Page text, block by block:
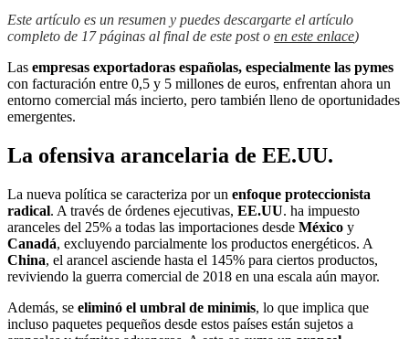
Este artículo es un resumen y puedes descargarte el artículo
completo de 17 páginas al final de este post o en este enlace)
Las empresas exportadoras españolas, especialmente las pymes
con facturación entre 0,5 y 5 millones de euros, enfrentan ahora un
entorno comercial más incierto, pero también lleno de oportunidades
emergentes.
La ofensiva arancelaria de EE.UU.
La nueva política se caracteriza por un enfoque proteccionista
radical. A través de órdenes ejecutivas, EE.UU. ha impuesto
aranceles del 25% a todas las importaciones desde México y
Canadá, excluyendo parcialmente los productos energéticos. A
China, el arancel asciende hasta el 145% para ciertos productos,
reviviendo la guerra comercial de 2018 en una escala aún mayor.
Además, se eliminó el umbral de minimis, lo que implica que
incluso paquetes pequeños desde estos países están sujetos a